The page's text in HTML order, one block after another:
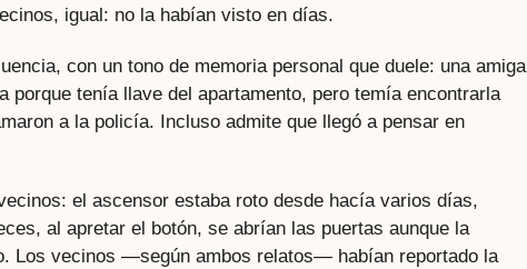
igual: no la habían visto en días.
con un tono de memoria personal que duele: una amiga
porque tenía llave del apartamento, pero temía encontrarla
a la policía. Incluso admite que llegó a pensar en
el ascensor estaba roto desde hacía varios días,
al apretar el botón, se abrían las puertas aunque la
Los vecinos —según ambos relatos— habían reportado la